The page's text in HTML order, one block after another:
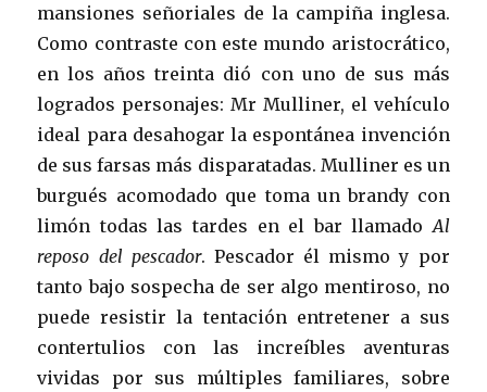
mansiones señoriales de la campiña inglesa.
Como contraste con este mundo aristocrático,
en los años treinta dió con uno de sus más
logrados personajes: Mr Mulliner, el vehículo
ideal para desahogar la espontánea invención
de sus farsas más disparatadas. Mulliner es un
burgués acomodado que toma un brandy con
limón todas las tardes en el bar llamado Al
reposo del pescador. Pescador él mismo y por
tanto bajo sospecha de ser algo mentiroso, no
puede resistir la tentación entretener a sus
contertulios con las increíbles aventuras
vividas por sus múltiples familiares, sobre